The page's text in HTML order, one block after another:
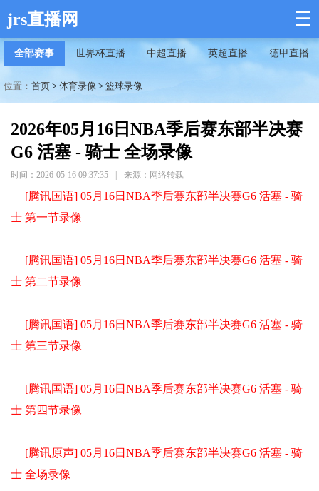
jrs直播网 ☰
全部赛事 世界杯直播 中超直播 英超直播 德甲直播
位置： 首页 > 体育录像 > 篮球录像
2026年05月16日NBA季后赛东部半决赛
G6 活塞 - 骑士 全场录像
时间：2026-05-16 09:37:35 来源：网络转载
[腾讯国语] 05月16日NBA季后赛东部半决赛G6 活塞 - 骑
士 第一节录像
[腾讯国语] 05月16日NBA季后赛东部半决赛G6 活塞 - 骑
士 第二节录像
[腾讯国语] 05月16日NBA季后赛东部半决赛G6 活塞 - 骑
士 第三节录像
[腾讯国语] 05月16日NBA季后赛东部半决赛G6 活塞 - 骑
士 第四节录像
[腾讯原声] 05月16日NBA季后赛东部半决赛G6 活塞 - 骑
士 全场录像